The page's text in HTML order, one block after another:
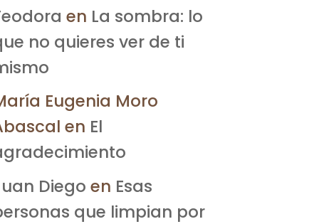
en La sombra: lo
no quieres ver de ti
Eugenia Moro
en El
Diego en Esas
que limpian por